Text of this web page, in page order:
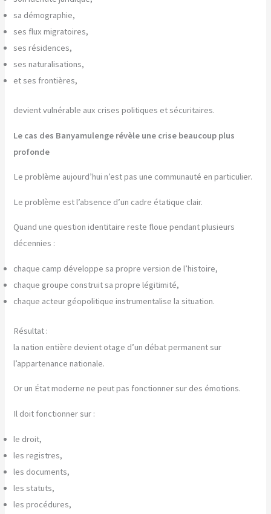
sa démographie,
ses flux migratoires,
ses résidences,
ses naturalisations,
et ses frontières,
devient vulnérable aux crises politiques et sécuritaires.
Le cas des Banyamulenge révèle une crise beaucoup plus
profonde
Le problème aujourd’hui n’est pas une communauté en particulier.
Le problème est l’absence d’un cadre étatique clair.
Quand une question identitaire reste floue pendant plusieurs
décennies :
chaque camp développe sa propre version de l’histoire,
chaque groupe construit sa propre légitimité,
chaque acteur géopolitique instrumentalise la situation.
Résultat :
la nation entière devient otage d’un débat permanent sur
l’appartenance nationale.
Or un État moderne ne peut pas fonctionner sur des émotions.
Il doit fonctionner sur :
le droit,
les registres,
les documents,
les statuts,
les procédures,